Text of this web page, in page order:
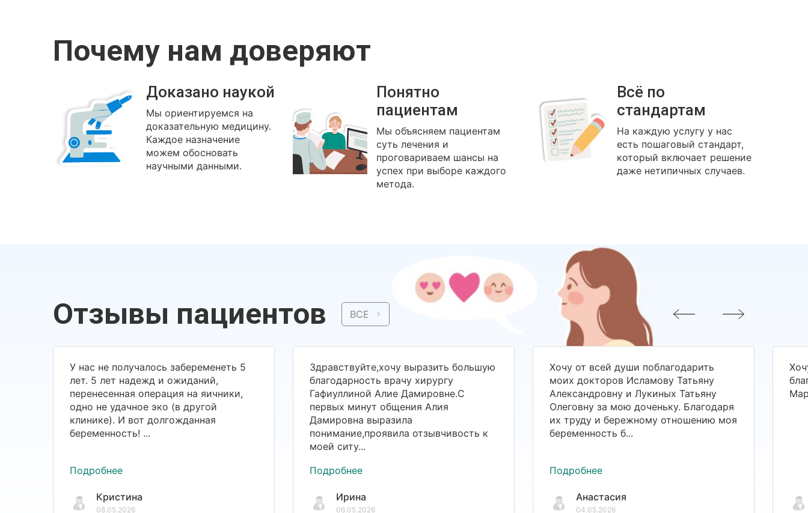
Почему нам доверяют
Доказано наукой
Мы ориентируемся на
доказательную медицину.
Каждое назначение
можем обосновать
научными данными.
Понятно
пациентам
Мы объясняем пациентам
суть лечения и
проговариваем шансы на
успех при выборе каждого
метода.
Всё по
стандартам
На каждую услугу у нас
есть пошаговый стандарт,
который включает решение
даже нетипичных случаев.
Отзывы пациентов ВСЕ
У нас не получалось забеременеть 5
лет. 5 лет надежд и ожиданий,
перенесенная операция на яичники,
одно не удачное эко (в другой
клинике). И вот долгожданная
беременность! ...
Подробнее
Кристина
08.05.2026
Здравствуйте,хочу выразить большую
благодарность врачу хирургу
Гафиуллиной Алие Дамировне.С
первых минут общения Алия
Дамировна выразила
понимание,проявила отзывчивость к
моей ситу...
Подробнее
Ирина
06.05.2026
Хочу от всей души поблагодарить
моих докторов Исламову Татьяну
Александровну и Лукиных Татьяну
Олеговну за мою доченьку. Благодаря
их труду и бережному отношению моя
беременность б...
Подробнее
Анастасия
04.05.2026